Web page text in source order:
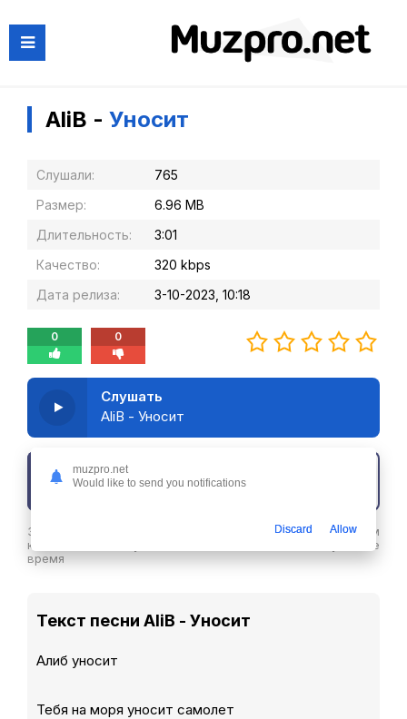
AliB - Уносит
Слушали:
765
Размер:
6.96 MB
Длительность:
3:01
Качество:
320 kbps
Дата релиза:
3-10-2023, 10:18
0 0
Слушать
AliB - Уносит
Скачать трек
Здесь вы можете скачать песню AliB - Уносит в хорошем
качестве или слушайте ее бесплатнов любое удобное
время
Текст песни AliB - Уносит
Алиб уносит
Тебя на моря уносит самолет
muzpro.net
Would like to send you notifications
Discard Allow